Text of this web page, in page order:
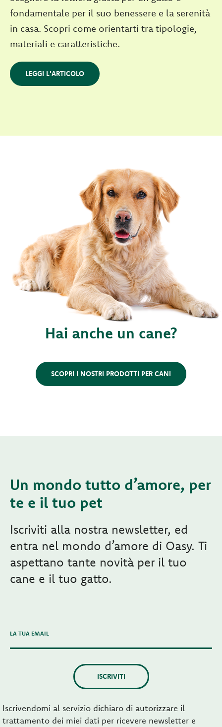
fondamentale per il suo benessere e la serenità
in casa. Scopri come orientarti tra tipologie,
materiali e caratteristiche.
LEGGI L'ARTICOLO
Hai anche un cane?
SCOPRI I NOSTRI PRODOTTI PER CANI
Un mondo tutto d’amore, per
te e il tuo pet
Iscriviti alla nostra newsletter, ed
entra nel mondo d’amore di Oasy. Ti
aspettano tante novità per il tuo
cane e il tuo gatto.
LA TUA EMAIL
ISCRIVITI
Iscrivendomi al servizio dichiaro di autorizzare il
trattamento dei miei dati per ricevere newsletter e